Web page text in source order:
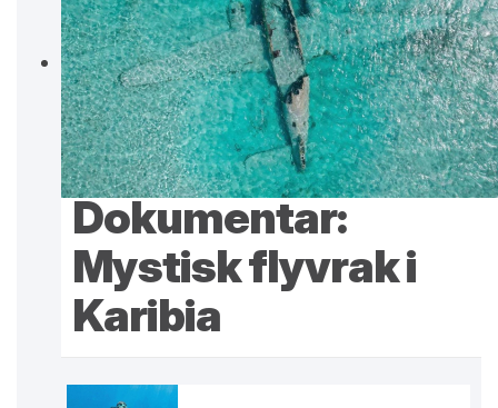
Dokumentar:
Mystisk flyvrak i
Karibia